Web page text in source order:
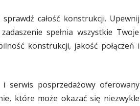
całość konstrukcji. Upewnij
spełnia wszystkie Twoje
konstrukcji, jakość połączeń i
serwis posprzedażowy oferowany
które może okazać się niezwykle